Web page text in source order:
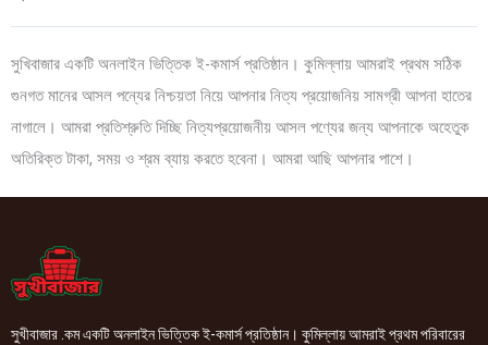
সুখিবাজার একটি অনলাইন ভিত্তিক ই-কমার্স প্রতিষ্ঠান। কুমিল্লায় আমরাই প্রথম সঠিক
গুনগত মানের আসল পন্যের নিশ্চয়তা নিয়ে আপনার নিত্য প্রয়োজনিয় সামগ্রী আপনা হাতের
নাগালে। আমরা প্রতিশ্রুতি দিচ্ছি নিত্যপ্রয়োজনীয় আসল পণ্যের জন্য আপনাকে অহেতুক
অতিরিক্ত টাকা, সময় ও শ্রম ব্যায় করতে হবেনা। আমরা আছি আপনার পাশে।
সুখীবাজার .কম একটি অনলাইন ভিত্তিক ই-কমার্স প্রতিষ্ঠান। কুমিল্লায় আমরাই প্রথম পরিবারের